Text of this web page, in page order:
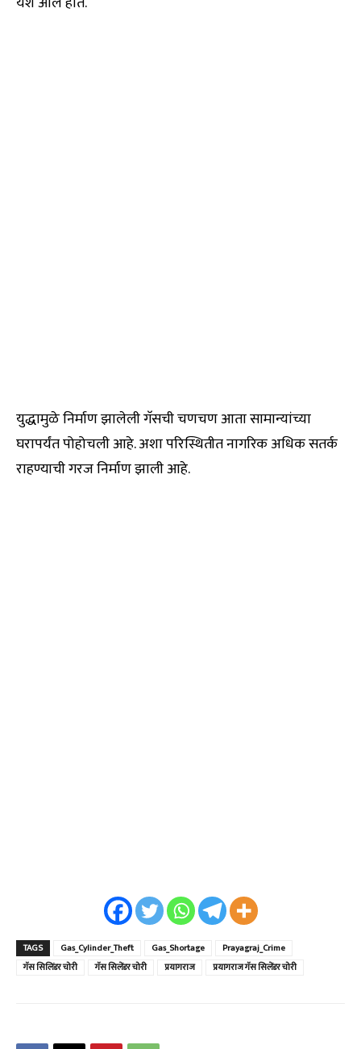
युद्धामुळे निर्माण झालेली गॅसची चणचण आता सामान्यांच्या
घरापर्यंत पोहोचली आहे. अशा परिस्थितीत नागरिक अधिक सतर्क
राहण्याची गरज निर्माण झाली आहे.
TAGS Gas_Cylinder_Theft Gas_Shortage
Prayagraj_Crime
गॅस सिलिंडर चोरी
गॅस सिलेंडर चोरी प्रयागराज प्रयागराज गॅस सिलेंडर चोरी